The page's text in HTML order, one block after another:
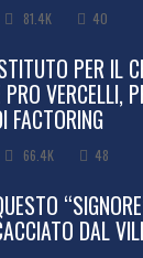
81.4K 40
PER IL
PRO VERCELLI,
FACTORING
66.4K 48
DAL